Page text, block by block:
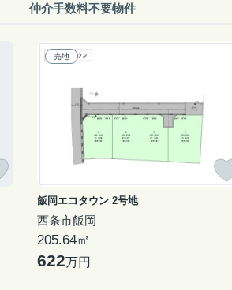
仲介手数料不要物件
売地
飯岡エコタウン 2号地
西条市飯岡
205.64㎡
622万円